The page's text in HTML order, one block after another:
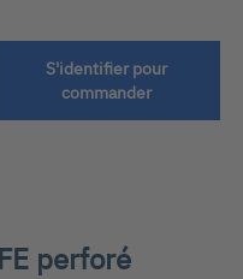
S'identifier pour
commander
perforé